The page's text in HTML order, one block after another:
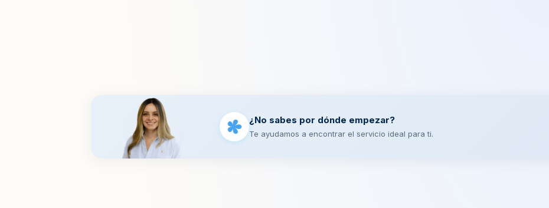
¿No sabes por dónde empezar?
Te ayudamos a encontrar el servicio ideal para ti.